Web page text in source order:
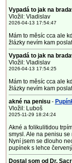
Vypadá to jak na
Vložil: Vladislav
2026-04-13 17:54:47
Mám to měsíc cca ale
žlázky nevím kam
Vypadá to jak na
Vložil: Vladislav
2026-04-13 17:54:25
Mám to měsíc cca ale
žlázky nevím kam
akné na penisu-
Vložil: Luboš
2025-11-29 18:24:24
Akné a folikulitidou
smysl. Ale na penisu
Nyní jsem se dlouho
pupínek s lehce
Dostal som od Dr.